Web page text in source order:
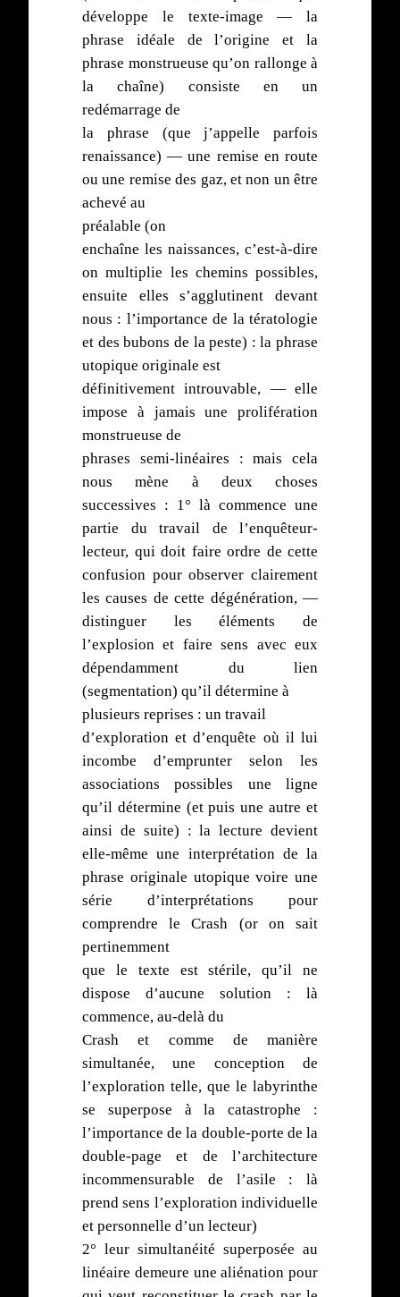
développe le texte-image — la
phrase idéale de l’origine et la
phrase monstrueuse qu’on rallonge à
la chaîne) consiste en un
redémarrage de
la phrase (que j’appelle parfois
renaissance) — une remise en route
ou une remise des gaz, et non un être
achevé au
préalable (on
enchaîne les naissances, c’est-à-dire
on multiplie les chemins possibles,
ensuite elles s’agglutinent devant
nous : l’importance de la tératologie
et des bubons de la peste) : la phrase
utopique originale est
définitivement introuvable, — elle
impose à jamais une prolifération
monstrueuse de
phrases semi-linéaires : mais cela
nous mène à deux choses
successives : 1° là commence une
partie du travail de l’enquêteur-
lecteur, qui doit faire ordre de cette
confusion pour observer clairement
les causes de cette dégénération, —
distinguer les éléments de
l’explosion et faire sens avec eux
dépendamment du lien
(segmentation) qu’il détermine à
plusieurs reprises : un travail
d’exploration et d’enquête où il lui
incombe d’emprunter selon les
associations possibles une ligne
qu’il détermine (et puis une autre et
ainsi de suite) : la lecture devient
elle-même une interprétation de la
phrase originale utopique voire une
série d’interprétations pour
comprendre le Crash (or on sait
pertinemment
que le texte est stérile, qu’il ne
dispose d’aucune solution : là
commence, au-delà du
Crash et comme de manière
simultanée, une conception de
l’exploration telle, que le labyrinthe
se superpose à la catastrophe :
l’importance de la double-porte de la
double-page et de l’architecture
incommensurable de l’asile : là
prend sens l’exploration individuelle
et personnelle d’un lecteur)
2° leur simultanéité superposée au
linéaire demeure une aliénation pour